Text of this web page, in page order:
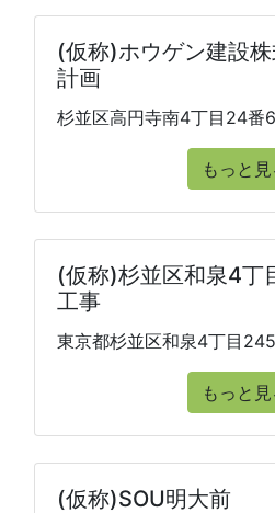
(仮称)ホウゲン建設
計画
杉並区高円寺南4丁目24番
もっと見
(仮称)杉並区和泉4丁
工事
東京都杉並区和泉4丁目
もっと見
(仮称)SOU明大前